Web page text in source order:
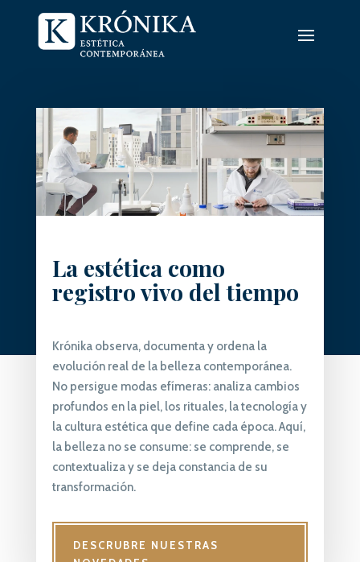
La estética como
registro vivo del tiempo
Krónika observa, documenta y ordena la
evolución real de la belleza contemporánea.
No persigue modas efímeras: analiza cambios
profundos en la piel, los rituales, la tecnología y
la cultura estética que define cada época. Aquí,
la belleza no se consume: se comprende, se
contextualiza y se deja constancia de su
transformación.
DESCRUBRE NUESTRAS